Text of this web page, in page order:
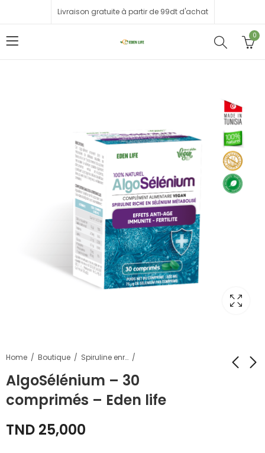
Livraison gratuite à partir de 99dt d'achat
0
Home Boutique Spiruline enrichie
AlgoSélénium – 30
comprimés – Eden life
TND 25,000